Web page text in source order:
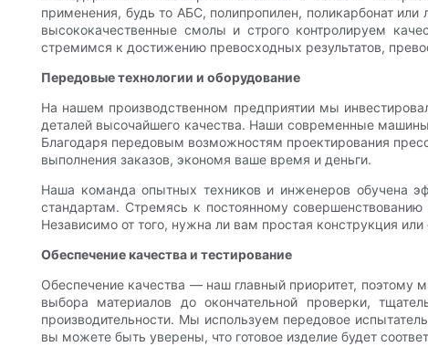
применения, будь то АБС, полипропилен, поликарбонат
высококачественные смолы и строго контролируем
стремимся к достижению превосходных результатов,
Передовые технологии и оборудование
На нашем производственном предприятии мы
деталей высочайшего качества. Наши современные
Благодаря передовым возможностям проектирования
выполнения заказов, экономя ваше время и деньги.
Наша команда опытных техников и инженеров обучена
стандартам. Стремясь к постоянному
Независимо от того, нужна ли вам простая конструкция
Обеспечение качества и тестирование
Обеспечение качества — наш главный приоритет, поэтому
выбора материалов до окончательной проверки,
производительности. Мы используем передовое
вы можете быть уверены, что готовое изделие будет